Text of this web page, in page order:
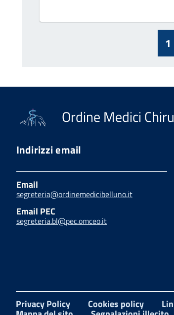
1
Ordine Medici
Indirizzi email
Email
segreteria@ordinemedicibelluno.it
Email PEC
segreteria.bl@pec.omceo.it
Privacy Policy Cookies policy